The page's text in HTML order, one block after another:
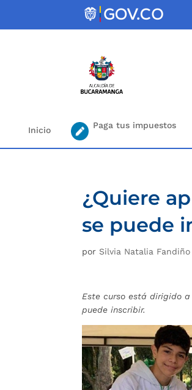
Inicio Paga tus impuestos
¿Quiere
se puede
por Silvia Natalia Fandiño
Este curso está dirigido a
puede inscribir.